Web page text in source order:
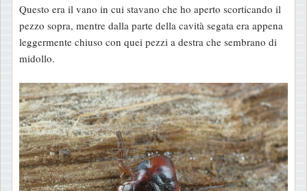
Questo era il vano in cui stavano che ho aperto scorticando il
pezzo sopra, mentre dalla parte della cavità segata era appena
leggermente chiuso con quei pezzi a destra che sembrano di
midollo.